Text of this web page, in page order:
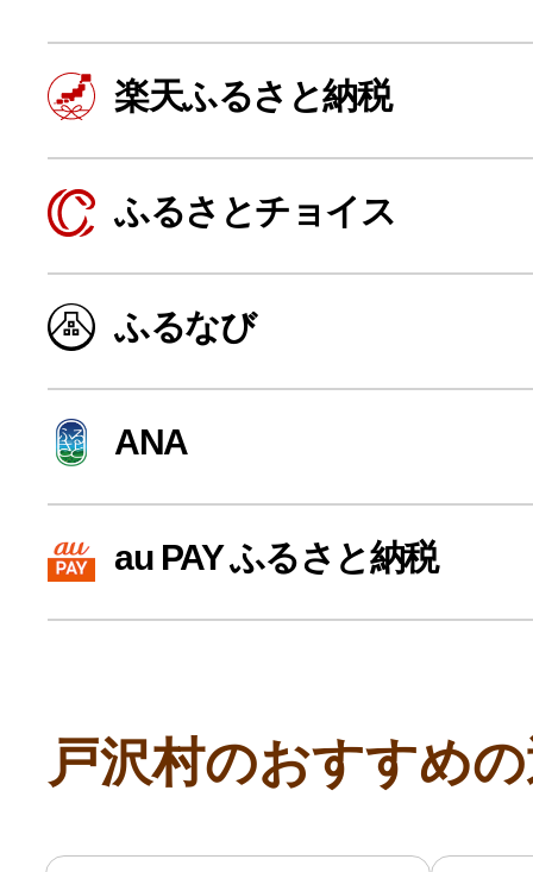
よく見られている返礼品
ふるさと納税徹底比較
寄付上限額シミュレーション
副業・パラレルワーカー
個人事業主・フリーラン
楽天ふるさと納税
ふるさとチョイス
ふるなび
ANA
au PAY ふるさと納税
戸沢村のおすすめ